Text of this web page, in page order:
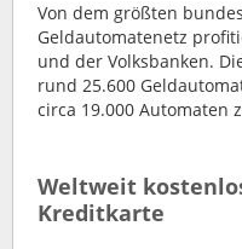
Von dem größten
Geldautomatenetz
und der Volksbanken.
rund 25.600
circa 19.000 Automaten
Weltweit
Kreditkarte